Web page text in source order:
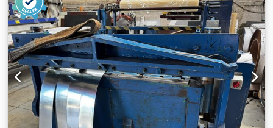
perubahan, dan penjualan antara waktu dapat terjadi.